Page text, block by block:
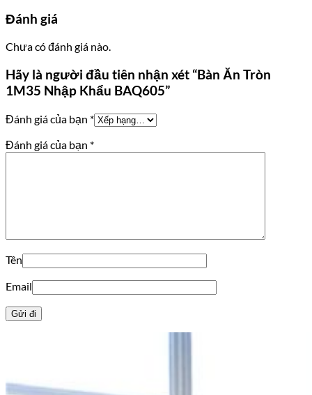
Đánh giá
Chưa có đánh giá nào.
Hãy là người đầu tiên nhận xét “Bàn Ăn Tròn
1M35 Nhập Khẩu BAQ605”
Đánh giá của bạn *
Đánh giá của bạn *
Tên
Email